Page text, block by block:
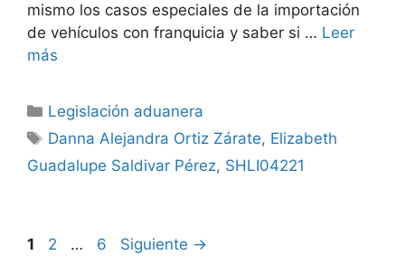
mismo los casos especiales de la importación
de vehículos con franquicia y saber si … Leer
más
Categorías
Legislación aduanera
Etiquetas
Danna Alejandra Ortiz Zárate, Elizabeth
Guadalupe Saldivar Pérez, SHLI04221
Página
1 Página
2 … Página
6 Siguiente →